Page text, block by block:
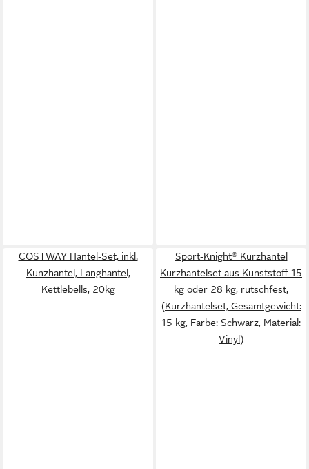
COSTWAY Hantel-Set, inkl.
Kunzhantel, Langhantel,
Kettlebells, 20kg
Sport-Knight® Kurzhantel
Kurzhantelset aus Kunststoff 15
kg oder 28 kg, rutschfest,
(Kurzhantelset, Gesamtgewicht:
15 kg, Farbe: Schwarz, Material:
Vinyl)